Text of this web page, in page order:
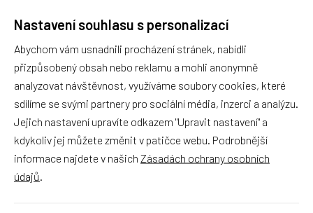
Recenze
Produkt zatím nemá žádné hodnocení, buďte první, kdo
produkt ohodnotí!
Přidat hodnocení
Nastavení souhlasu s personalizací
Abychom vám usnadnili procházení stránek, nabídli
přizpůsobený obsah nebo reklamu a mohli anonymně
analyzovat návštěvnost, využíváme soubory cookies, které
sdílíme se svými partnery pro sociální média, inzerci a analýzu.
Jejich nastavení upravíte odkazem "Upravit nastavení" a
kdykoliv jej můžete změnit v patičce webu. Podrobnější
informace najdete v našich Zásadách ochrany osobních
údajů